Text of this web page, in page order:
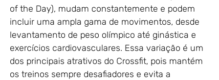
of the Day), mudam constantemente e podem
incluir uma ampla gama de movimentos, desde
levantamento de peso olímpico até ginástica e
exercícios cardiovasculares. Essa variação é um
dos principais atrativos do Crossfit, pois mantém
os treinos sempre desafiadores e evita a